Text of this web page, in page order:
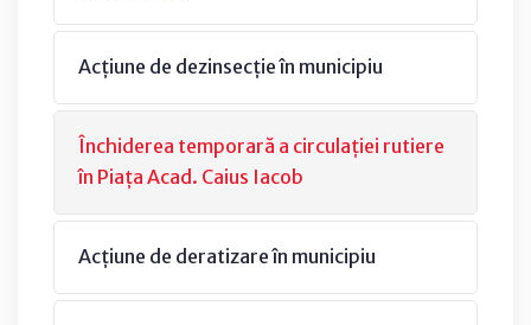
Acțiune de dezinsecție în municipiu
Închiderea temporară a circulației rutiere
în Piața Acad. Caius Iacob
Acțiune de deratizare în municipiu